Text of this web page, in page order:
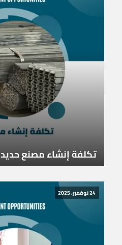
تكلفة إنشاء مصنع حديد
24 نوفمبر، 2025